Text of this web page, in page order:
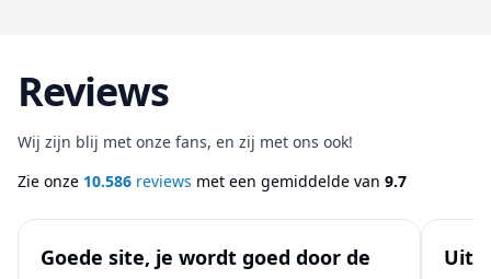
Reviews
Wij zijn blij met onze fans, en zij met ons ook!
Zie onze 10.586 reviews met een gemiddelde van 9.7
Goede site, je wordt goed door de